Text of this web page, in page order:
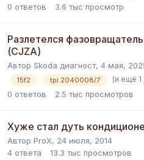
0 ответов 3.6 тыс просмотр
Разлетелся фазовращатель
(CJZA)
Автор Skoda диагност, 4 мая,
15f2 tpi 2040008/7 (и ещё 1
0 ответов 2.5 тыс просмотров
Хуже стал дуть
Автор ProX, 24 июля, 2014
4 ответа 13.3 тыс просмотров